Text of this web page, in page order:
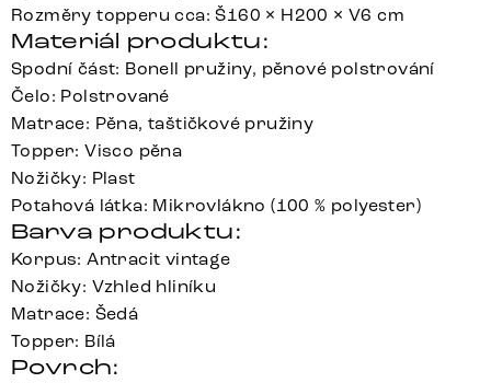
Rozměry topperu cca: Š160 × H200 × V6 cm
Materiál produktu:
Spodní část: Bonell pružiny, pěnové polstrování
Čelo: Polstrované
Matrace: Pěna, taštičkové pružiny
Topper: Visco pěna
Nožičky: Plast
Potahová látka: Mikrovlákno (100 % polyester)
Barva produktu:
Korpus: Antracit vintage
Nožičky: Vzhled hliníku
Matrace: Šedá
Topper: Bílá
Povrch: